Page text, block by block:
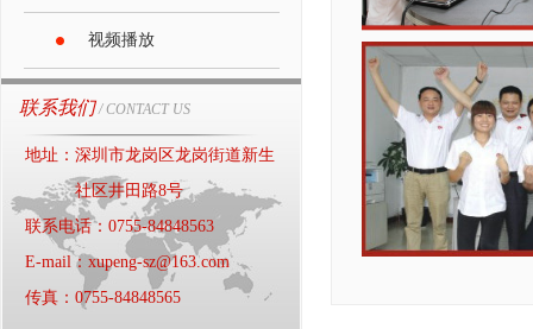
视频播放
联系我们/ CONTACT US
地址：深圳市龙岗区龙岗街道新生
社区井田路8号
联系电话：0755-84848563
E-mail：xupeng-sz@163.com
传真：0755-84848565